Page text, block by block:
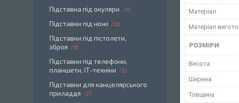
Матеріал
Матеріал
РОЗМІРИ
Висота
Ширина
Товщина
Підставка під окуляри 35
Підставки під ножі 26
Підставки під пістолети,
зброя
18
Підставки під телефони,
планшети, ІТ-техніки
32
Підставки для канцелярського
приладдя
27